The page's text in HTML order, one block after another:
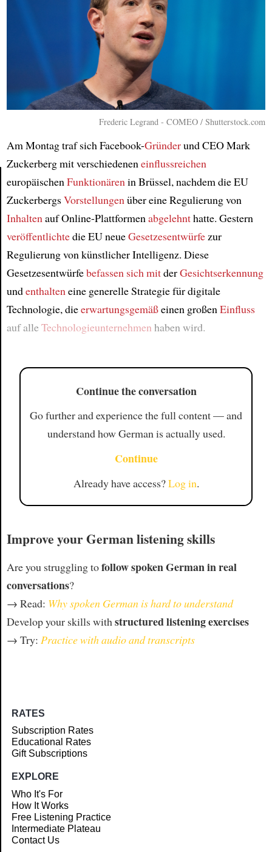
Article
Frederic Legrand - COMEO / Shutterstock.com
Am Montag traf sich Facebook-Gründerund CEO Mark
Zuckerberg mit verschiedenen einflussreichen
europäischen Funktionären in Brüssel, nachdem die EU
ZuckerbergsVorstellungen über eine Regulierung von
Inhalten auf Online-Plattformen abgelehnthatte. Gestern
veröffentlichtedie EU neueGesetzesentwürfezur
Regulierung von künstlicher Intelligenz. Diese
Gesetzesentwürfebefassen sich mitderGesichtserkennung
undenthalten eine generelle Strategie für digitale
Technologie, dieerwartungsgemäßeinen großen Einfluss
auf alleTechnologieunternehmen haben wird.
Continue the conversation
Go further and experience the full content — and
understand how German is actually used.
Continue
Already have access?Log in.
Improve your German listening skills
Are you struggling tofollow spoken German in real
conversations?
→ Read: Why spoken German is hard to understand
Develop your skills withstructured listening exercises
→ Try: Practice with audio and transcripts
RATES
Subscription Rates
Educational Rates
Gift Subscriptions
EXPLORE
Who It's For
How It Works
Free Listening Practice
Intermediate Plateau
Contact Us